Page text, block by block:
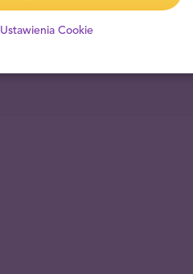
Ustawienia Cookie